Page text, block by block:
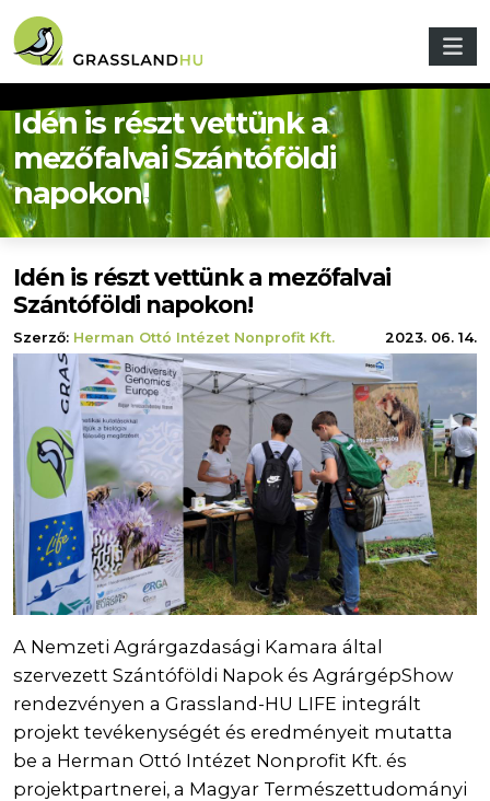
Idén is részt vettünk a
mezőfalvai Szántóföldi
napokon!
Idén is részt vettünk a mezőfalvai
Szántóföldi napokon!
Szerző: Herman Ottó Intézet Nonprofit Kft. 2023. 06. 14.
A Nemzeti Agrárgazdasági Kamara által
szervezett Szántóföldi Napok és AgrárgépShow
rendezvényen a Grassland-HU LIFE integrált
projekt tevékenységét és eredményeit mutatta
be a Herman Ottó Intézet Nonprofit Kft. és
projektpartnerei, a Magyar Természettudományi